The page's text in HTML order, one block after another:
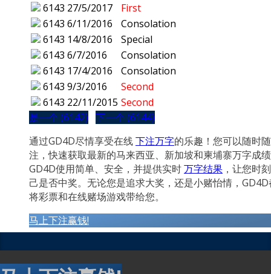
6143 27/5/2017
First
6143 6/11/2016
Consolation
6143 14/8/2016
Special
6143 6/7/2016
Consolation
6143 17/4/2016
Consolation
6143 9/3/2016
Second
6143 22/11/2015 Second
是一个 (6142) 下一个 (6144)
通过GD4D尽情享受在线下注万字的乐趣！您可以随时
注，快速获取最新的马来西亚、新加坡和柬埔寨万字成
GD4D使用简单、安全，并提供实时万字结果 ，让您时
己是否中奖。无论您是追求大奖，还是小赌怡情，
将彩票和在线赌场游戏带给您。
马上下注赢钱!